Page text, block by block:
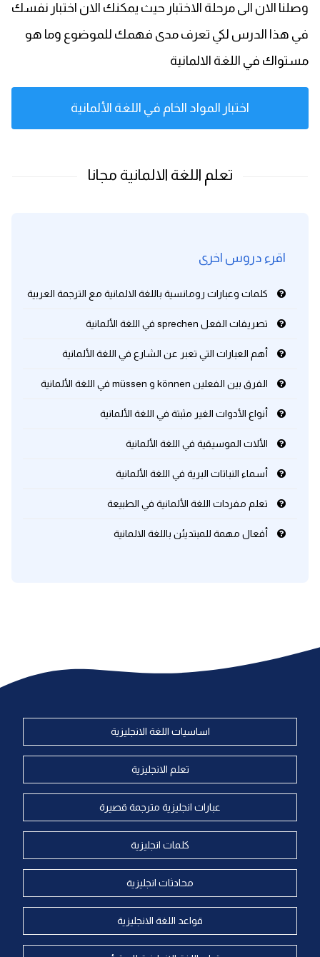
وصلنا الان الى مرحلة الاختبار حيث يمكنك الان اختبار نفسك
في هذا الدرس لكي تعرف مدى فهمك للموضوع وما هو
مستواك في اللغة الالمانية
اختبار المواد الخام في اللغة الألمانية
اقرء دروس اخرى
كلمات وعبارات رومانسية باللغة الالمانية مع الترجمة العربية
تصريفات الفعل sprechen في اللغة الألمانية
أهم العبارات التي تعبر عن الشارع في اللغة الألمانية
الفرق بين الفعلين können و müssen في اللغة الألمانية
أنواع الأدوات الغير مثبتة في اللغة الألمانية
الألات الموسيقية في اللغة الألمانية
أسماء النباتات البرية في اللغة الألمانية
تعلم مفردات اللغة الألمانية في الطبيعة
أفعال مهمة للمبتديئن باللغة الالمانية
اساسيات اللغة الانجليزية
تعلم الانجليزية
عبارات انجليزية مترجمة قصيرة
كلمات انجليزية
محادثات انجليزية
قواعد اللغة الانجليزية